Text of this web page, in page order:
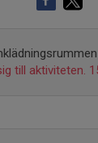
till aktiviteten.